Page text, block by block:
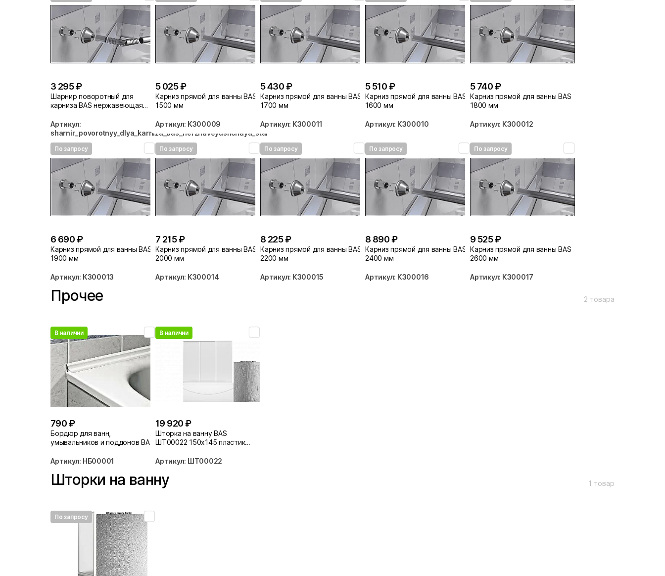
3 295 ₽
Шарнир поворотный для
карниза BAS нержавеющая
Артикул:
sharnir_povorotnyy_dlya_karniza_bas_nerzhaveyushchaya_stal
5 025 ₽
Карниз прямой для ванны BAS
1500 мм
Артикул: КЗ00009
5 430 ₽
Карниз прямой для ванны BAS
1700 мм
Артикул: КЗ00011
5 510 ₽
Карниз прямой для ванны BAS
1600 мм
Артикул: КЗ00010
5 740 ₽
Карниз прямой для ванны BAS
1800 мм
Артикул: КЗ00012
По запросу
6 690 ₽
Карниз прямой для ванны BAS
1900 мм
Артикул: КЗ00013
По запросу
7 215 ₽
Карниз прямой для ванны BAS
2000 мм
Артикул: КЗ00014
По запросу
8 225 ₽
Карниз прямой для ванны BAS
2200 мм
Артикул: КЗ00015
По запросу
8 890 ₽
Карниз прямой для ванны BAS
2400 мм
Артикул: КЗ00016
По запросу
9 525 ₽
Карниз прямой для ванны BAS
2600 мм
Артикул: КЗ00017
Прочее 2 товара
В наличии
790 ₽
Бордюр для ванн,
умывальников и поддонов BAS
Артикул: НБ00001
В наличии
19 920 ₽
Шторка на ванну BAS
ШТ00022 150x145 пластик
Артикул: ШТ00022
Шторки на ванну 1 товар
По запросу